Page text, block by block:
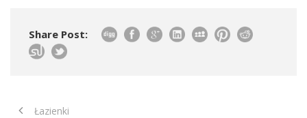
Share Post:
Łazienki